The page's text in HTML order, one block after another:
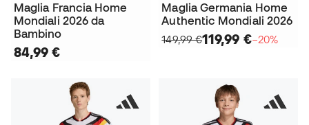
Maglia Francia Home
Mondiali 2026 da
Bambino
84,99 €
Maglia Germania Home
Authentic Mondiali 2026
149,99 €119,99 €−20%